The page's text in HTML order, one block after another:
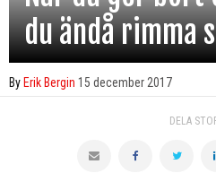
du ändå rimma
By Erik Bergin 15 december 2017
DELA